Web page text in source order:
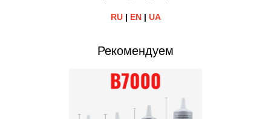
RU| EN| UA
Рекомендуем